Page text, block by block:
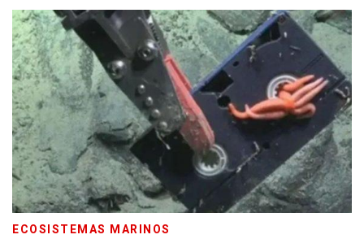
ECOSISTEMAS MARINOS